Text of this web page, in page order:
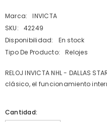
Marca:
INVICTA
SKU:
42249
Disponibilidad:
En stock
Tipo De Producto:
Relojes
RELOJ INVICTA NHL - DALLAS
clásico, el funcionamiento
Cantidad: